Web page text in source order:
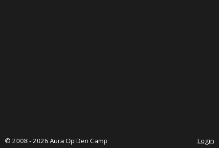
© 2008 - 2026 Aura Op Den Camp Login